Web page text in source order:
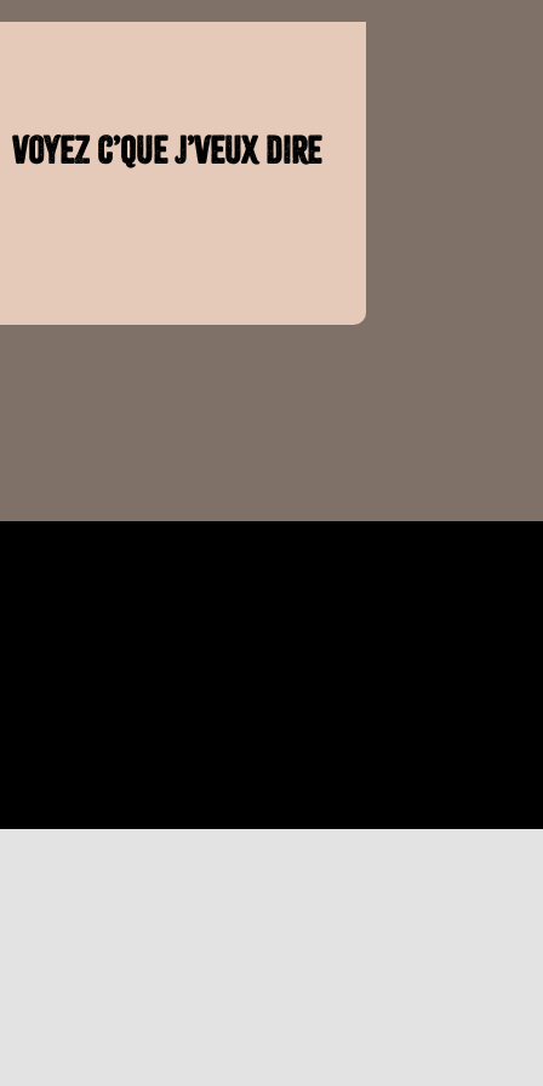
Voyez c’que j’veux dire